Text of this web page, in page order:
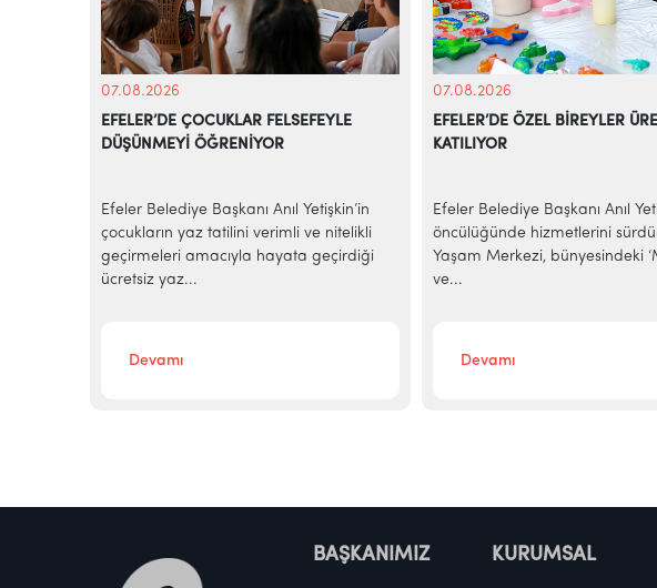
07.08.2026
EFELER’DE ÇOCUKLAR FELSEFEYLE
DÜŞÜNMEYİ ÖĞRENİYOR
Efeler Belediye Başkanı Anıl Yetişkin’in
çocukların yaz tatilini verimli ve nitelikli
geçirmeleri amacıyla hayata geçirdiği
ücretsiz yaz...
Devamı
07.08.2026
EFELER’DE ÖZEL BİREYLER
KATILIYOR
Efeler Belediye Başkanı Anıl
öncülüğünde hizmetlerini
Yaşam Merkezi, bünyesindeki
ve...
Devamı
BAŞKANIMIZ KURUMSAL